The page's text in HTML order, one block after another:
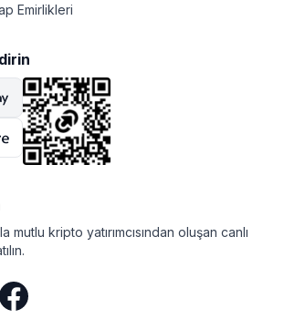
Emirlikleri
kripto yatırımcısından oluşan canlı